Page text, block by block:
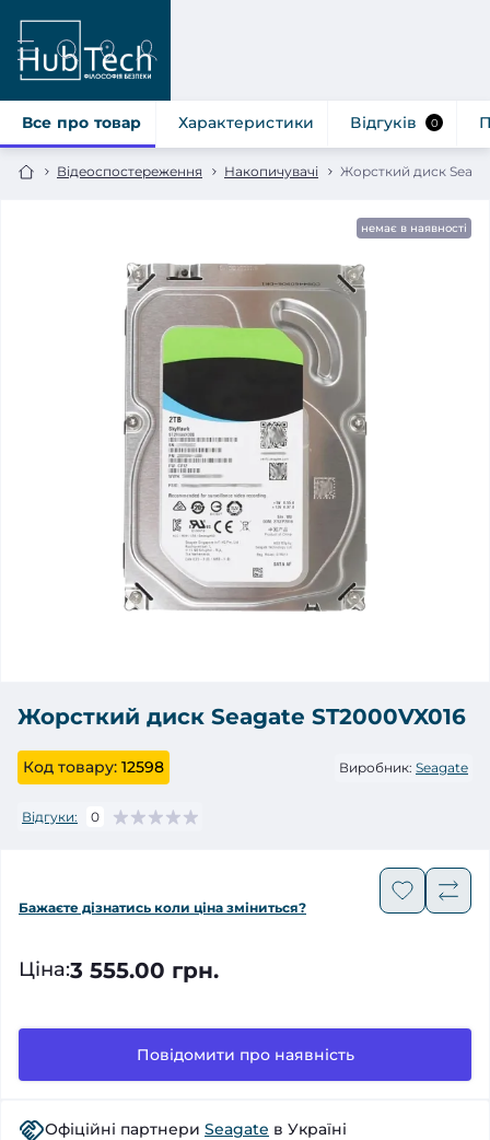
Відеоспостереження Накопичувачі Жорсткий диск
Все про товар Характеристики Відгуків 0
немає в наявності
Жорсткий диск Seagate ST2000VX016
Код товару: 12598 Виробник: Seagate
Відгуки: 0
Бажаєте дізнатись коли ціна зміниться?
Ціна:3 555.00 грн.
Повідомити про наявність
Офіційні партнери Seagate в Україні